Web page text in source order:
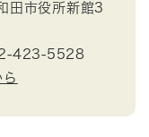
田市役所新館3
423-5528